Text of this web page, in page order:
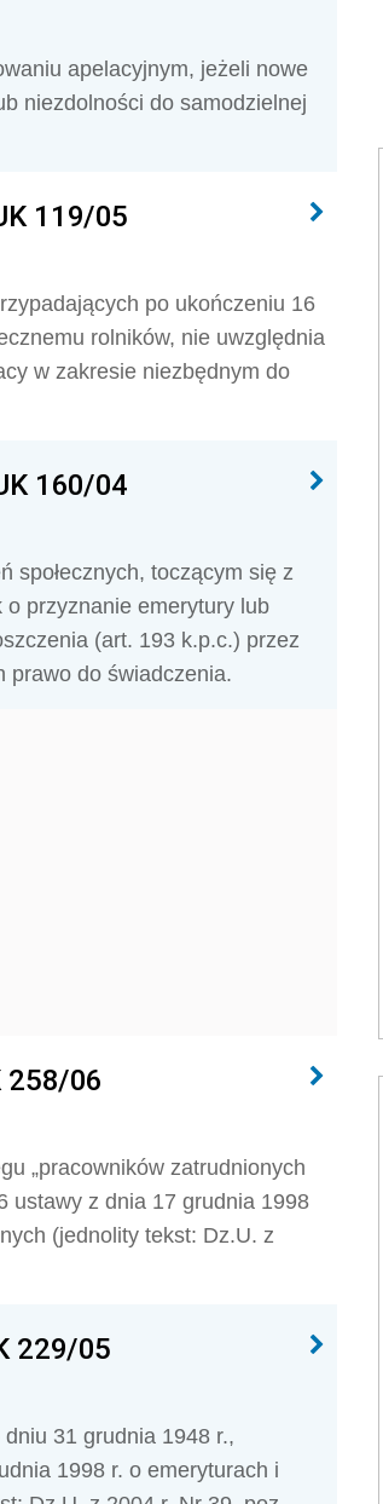
apela­cyjnym, jeżeli nowe
niezdolności do samodzielnej
119/05
po ukończeniu 16
rolników, nie uwzględnia
w zakresie niezbędnym do
160/04
społecznych, toczącym się z
o przyznanie emerytury lub
(art. 193 k.p.c.) przez
prawo do świadczenia.
258/06
„pra­cowników zatrudnionych
ustawy z dnia 17 grudnia 1998
(jednolity tekst: Dz.U. z
229/05
31 grudnia 1948 r.,
1998 r. o emeryturach i